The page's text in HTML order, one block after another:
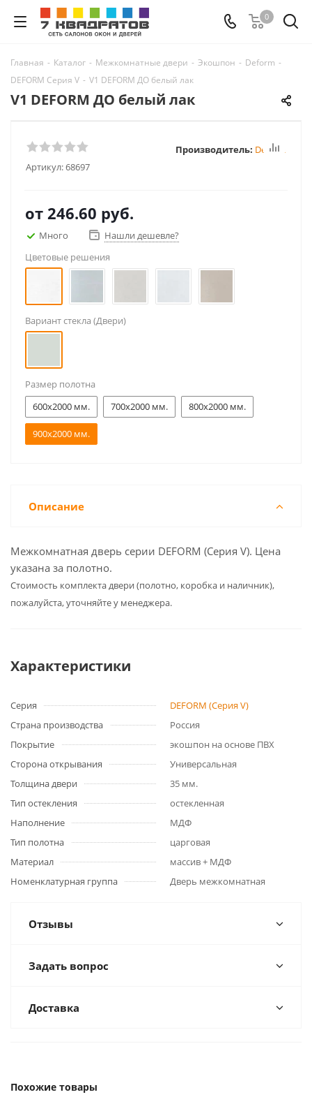
0
Главная - Каталог - Межкомнатные двери - Экошпон - Deform -
DEFORM Серия V - V1 DEFORM ДО белый лак
V1 DEFORM ДО белый лак
Артикул:68697
Производитель: Deform
от 246.60 руб.
Много
Нашли дешевле?
Цветовые решения
Вариант стекла (Двери)
Размер полотна
600x2000 мм.
700x2000 мм. 800x2000 мм.
900x2000 мм.
Описание
Межкомнатная дверь серии DEFORM (Серия V). Цена
указана за полотно.
Cтоимость комплекта двери (полотно, коробка и наличник),
пожалуйста, уточняйте у менеджера.
Характеристики
Серия
DEFORM (Серия V)
Страна производства
Россия
Покрытие
экошпон на основе ПВХ
Сторона открывания
Универсальная
Толщина двери
35 мм.
Тип остекления
остекленная
Наполнение
МДФ
Тип полотна
царговая
Материал
массив + МДФ
Номенклатурная группа
Дверь межкомнатная
Отзывы
Задать вопрос
Доставка
Похожие товары